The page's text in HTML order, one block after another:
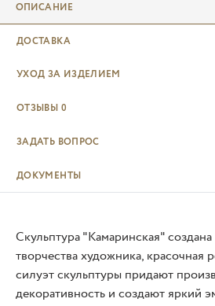
ОПИСАНИЕ
ДОСТАВКА
УХОД ЗА ИЗДЕЛИЕМ
ОТЗЫВЫ 0
ЗАДАТЬ ВОПРОС
ДОКУМЕНТЫ
Скульптура "Камаринская"
творчества художника, красочная
силуэт скульптуры придают
декоративность и создают яркий